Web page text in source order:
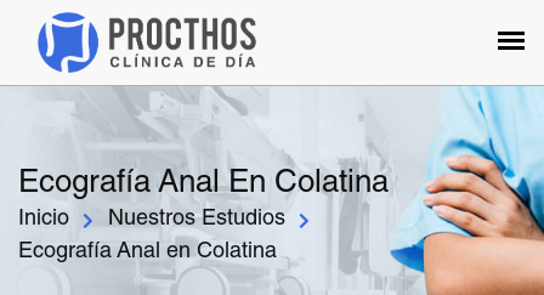
Ecografía Anal En Colatina
Inicio
Nuestros Estudios
Ecografía Anal en Colatina